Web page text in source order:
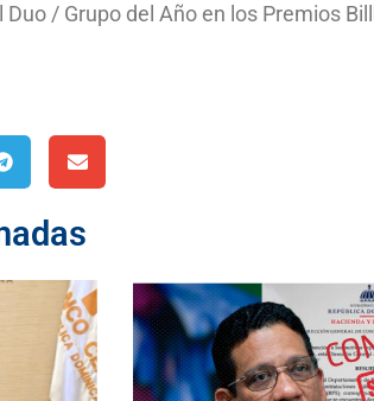
/ Grupo del Año en los Premios